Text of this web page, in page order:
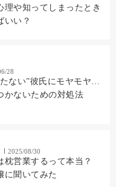
や知ってしまったとき
いい？
28
ない”彼氏にモヤモヤ…
かないための対処法
2025/08/30
枕営業するって本当？
に聞いてみた